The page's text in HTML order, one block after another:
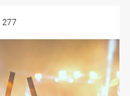
277